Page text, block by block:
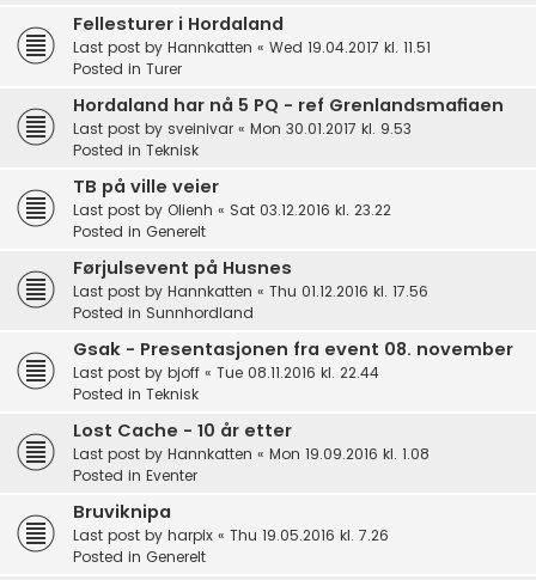
Fellesturer i Hordaland
Last post by Hannkatten « Wed 19.04.2017 kl. 11.51
Posted in Turer
Hordaland har nå 5 PQ - ref Grenlandsmafiaen
Last post by sveinivar « Mon 30.01.2017 kl. 9.53
Posted in Teknisk
TB på ville veier
Last post by Olienh « Sat 03.12.2016 kl. 23.22
Posted in Generelt
Førjulsevent på Husnes
Last post by Hannkatten « Thu 01.12.2016 kl. 17.56
Posted in Sunnhordland
Gsak - Presentasjonen fra event 08. november
Last post by bjoff « Tue 08.11.2016 kl. 22.44
Posted in Teknisk
Lost Cache - 10 år etter
Last post by Hannkatten « Mon 19.09.2016 kl. 1.08
Posted in Eventer
Bruviknipa
Last post by harpix « Thu 19.05.2016 kl. 7.26
Posted in Generelt